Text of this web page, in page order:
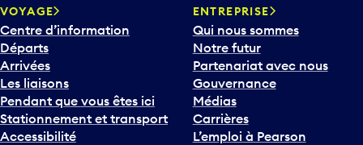
v
e
r
s
l
e
b
a
VOYAGE
Centre d’information
Départs
Arrivées
Les liaisons
Pendant que vous êtes ici
Stationnement et transport
Accessibilité
ENTREPRISE
Qui nous sommes
Notre futur
Partenariat avec nous
Gouvernance
Médias
Carrières
L’emploi à Pearson